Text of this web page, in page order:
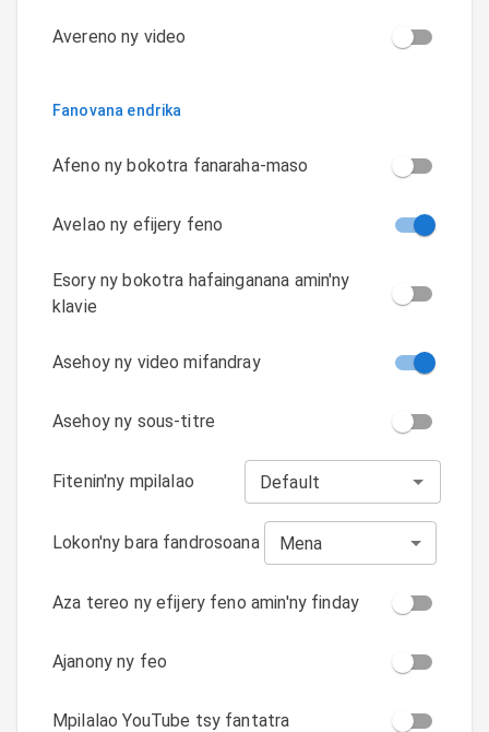
Avereno ny video
Fanovana endrika
Afeno ny bokotra fanaraha-maso
Avelao ny efijery feno
Esory ny bokotra hafainganana amin'ny
klavie
Asehoy ny video mifandray
Asehoy ny sous-titre
Fitenin'ny mpilalao
Lokon'ny bara fandrosoana Mena
Aza tereo ny efijery feno amin'ny finday
Ajanony ny feo
Mpilalao YouTube tsy fantatra